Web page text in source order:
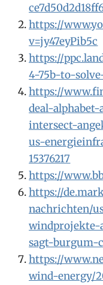
https://
v=jy47eyPib5c
https://
4-75b-to-
https://
deal-
intersect-
us-
15376217
https://
https://
nachrichten/
windprojekte-
sagt-burgum-
https://
wind-energy/